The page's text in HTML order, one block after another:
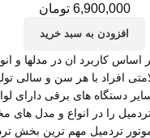
6,900,000 تومان
افزودن به سبد خرید
اساس کاربرد ان در مدلها و
افراد با هر سن و سالی
سایر دستگاه های برقی دارای
را در انواع و مدل های
تردمیل مهم ترین بخش